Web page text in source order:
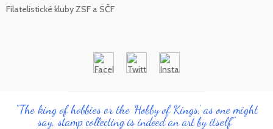
Filatelistické kluby ZSF a SČF
"The king of hobbies or the 'Hobby of Kings', as one might
say, stamp collecting is indeed an art by itself"